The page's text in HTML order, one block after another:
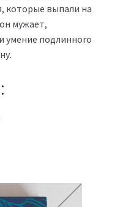
которые выпали на
мужает,
умение подлинного